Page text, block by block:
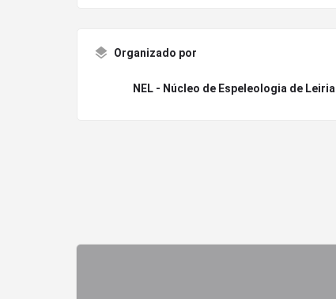
Organizado por
NEL - Núcleo de Espeleologia de Leiria